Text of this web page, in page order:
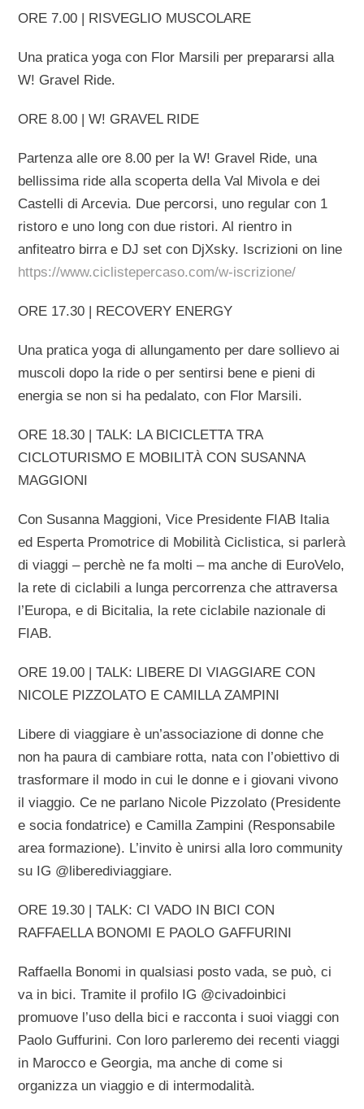
ORE 7.00 | RISVEGLIO MUSCOLARE
Una pratica yoga con Flor Marsili per prepararsi alla
W! Gravel Ride.
ORE 8.00 | W! GRAVEL RIDE
Partenza alle ore 8.00 per la W! Gravel Ride, una
bellissima ride alla scoperta della Val Mivola e dei
Castelli di Arcevia. Due percorsi, uno regular con 1
ristoro e uno long con due ristori. Al rientro in
anfiteatro birra e DJ set con DjXsky. Iscrizioni on line
https://www.ciclistepercaso.com/w-iscrizione/
ORE 17.30 | RECOVERY ENERGY
Una pratica yoga di allungamento per dare sollievo ai
muscoli dopo la ride o per sentirsi bene e pieni di
energia se non si ha pedalato, con Flor Marsili.
ORE 18.30 | TALK: LA BICICLETTA TRA
CICLOTURISMO E MOBILITÀ CON SUSANNA
MAGGIONI
Con Susanna Maggioni, Vice Presidente FIAB Italia
ed Esperta Promotrice di Mobilità Ciclistica, si parlerà
di viaggi – perchè ne fa molti – ma anche di EuroVelo,
la rete di ciclabili a lunga percorrenza che attraversa
l’Europa, e di Bicitalia, la rete ciclabile nazionale di
FIAB.
ORE 19.00 | TALK: LIBERE DI VIAGGIARE CON
NICOLE PIZZOLATO E CAMILLA ZAMPINI
Libere di viaggiare è un’associazione di donne che
non ha paura di cambiare rotta, nata con l’obiettivo di
trasformare il modo in cui le donne e i giovani vivono
il viaggio. Ce ne parlano Nicole Pizzolato (Presidente
e socia fondatrice) e Camilla Zampini (Responsabile
area formazione). L’invito è unirsi alla loro community
su IG @liberediviaggiare.
ORE 19.30 | TALK: CI VADO IN BICI CON
RAFFAELLA BONOMI E PAOLO GAFFURINI
Raffaella Bonomi in qualsiasi posto vada, se può, ci
va in bici. Tramite il profilo IG @civadoinbici
promuove l’uso della bici e racconta i suoi viaggi con
Paolo Guffurini. Con loro parleremo dei recenti viaggi
in Marocco e Georgia, ma anche di come si
organizza un viaggio e di intermodalità.